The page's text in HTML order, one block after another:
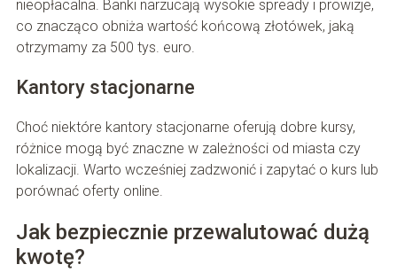
nieopłacalna. Banki narzucają wysokie spready i prowizje,
co znacząco obniża wartość końcową złotówek, jaką
otrzymamy za 500 tys. euro.
Kantory stacjonarne
Choć niektóre kantory stacjonarne oferują dobre kursy,
różnice mogą być znaczne w zależności od miasta czy
lokalizacji. Warto wcześniej zadzwonić i zapytać o kurs lub
porównać oferty online.
Jak bezpiecznie przewalutować dużą
kwotę?